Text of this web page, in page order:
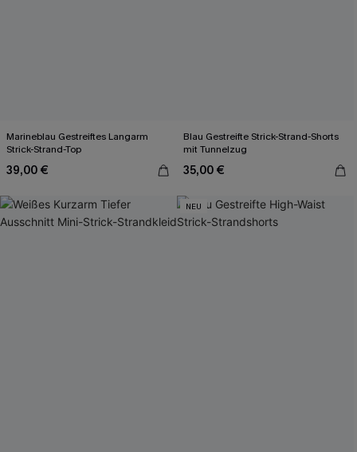
Marineblau Gestreiftes Langarm
Strick-Strand-Top
39,00 €
Blau Gestreifte Strick-Strand-Shorts
mit Tunnelzug
35,00 €
NEU